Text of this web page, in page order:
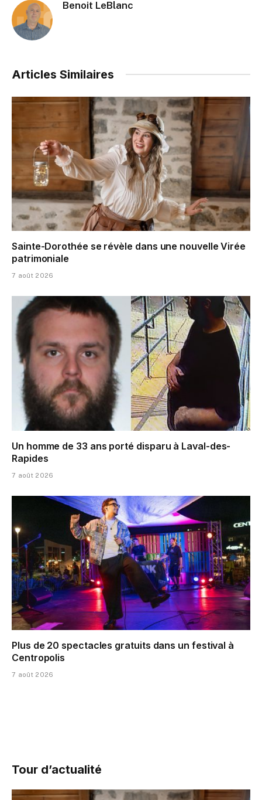
Benoit LeBlanc
Articles Similaires
Sainte-Dorothée se révèle dans une nouvelle Virée
patrimoniale
7 août 2026
Un homme de 33 ans porté disparu à Laval-des-
Rapides
7 août 2026
Plus de 20 spectacles gratuits dans un festival à
Centropolis
7 août 2026
Tour d’actualité